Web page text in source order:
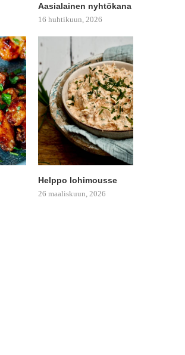
Aasialainen nyhtökana
16 huhtikuun, 2026
Helppo lohimousse
26 maaliskuun, 2026